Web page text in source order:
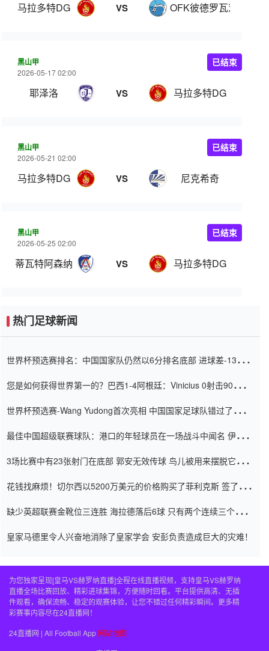
马拉多特DG VS OFK彼德罗瓦茨
黑山甲
2026-05-17 02:00
耶泽洛 VS 马拉多特DG
已结束
黑山甲
2026-05-21 02:00
马拉多特DG VS 尼克希奇
已结束
黑山甲
2026-05-25 02:00
蒂瓦特阿森纳 VS 马拉多特DG
已结束
热门足球新闻
世界杯预选赛排名：中国国家队仍然以6分排名底部 进球差-13令人
您是如何获得世界第一的？巴西1-4阿根廷：Vinicius 0射击90分钟
世界杯预选赛-Wang Yudong首次亮相 中国国家足球队错过了世界
最佳中国超级联赛球队：港口的年轻球员在一场战斗中闻名 伊万放
3场比赛中有23张射门在底部 郭安无效传球 鸟儿被用来摆脱它
花钱找麻烦！切尔西以5200万美元的价格购买了菲利克斯 签了7年
缺少英超联赛金靴位三连胜 海拉德落后6球 只有两个连续三个连续
皇家马德里令人兴奋地消除了皇家学会 安彭负责造成巨大的灾难！
为您独家呈现[皇马VS赫罗纳直播]全程在线直播视频，支持皇马VS赫罗纳
直播全场比赛回放、精彩进球集锦，方便随时回看。平台提供高清、无插
件观看，确保流畅、稳定的观赛体验，让您不错过任何精彩瞬间。更多精
彩赛事内容尽在24直播网！
24直播网 | All Football App 网站地图